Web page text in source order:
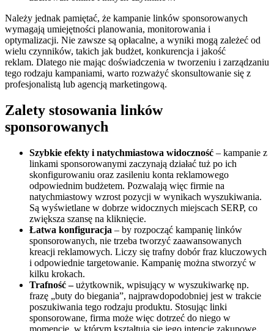
Należy jednak pamiętać, że kampanie linków sponsorowanych
wymagają umiejętności planowania, monitorowania i
optymalizacji. Nie zawsze są opłacalne, a wyniki mogą zależeć od
wielu czynników, takich jak budżet, konkurencja i jakość
reklam. Dlatego nie mając doświadczenia w tworzeniu i zarządzaniu
tego rodzaju kampaniami, warto rozważyć skonsultowanie się z
profesjonalistą lub agencją marketingową.
Zalety stosowania linków
sponsorowanych
Szybkie efekty i natychmiastowa widoczność – kampanie z
linkami sponsorowanymi zaczynają działać tuż po ich
skonfigurowaniu oraz zasileniu konta reklamowego
odpowiednim budżetem. Pozwalają więc firmie na
natychmiastowy wzrost pozycji w wynikach wyszukiwania.
Są wyświetlane w dobrze widocznych miejscach SERP, co
zwiększa szansę na kliknięcie.
Łatwa konfiguracja – by rozpocząć kampanię linków
sponsorowanych, nie trzeba tworzyć zaawansowanych
kreacji reklamowych. Liczy się trafny dobór fraz kluczowych
i odpowiednie targetowanie. Kampanię można stworzyć w
kilku krokach.
Trafność –użytkownik, wpisujący w wyszukiwarkę np.
frazę „buty do biegania”, najprawdopodobniej jest w trakcie
poszukiwania tego rodzaju produktu. Stosując linki
sponsorowane, firma może więc dotrzeć do niego w
momencie, w którym kształtują się jego intencje zakupowe.